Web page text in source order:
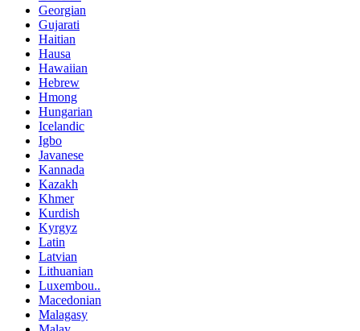
Georgian
Gujarati
Haitian
Hausa
Hawaiian
Hebrew
Hmong
Hungarian
Icelandic
Igbo
Javanese
Kannada
Kazakh
Khmer
Kurdish
Kyrgyz
Latin
Latvian
Lithuanian
Luxembou..
Macedonian
Malagasy